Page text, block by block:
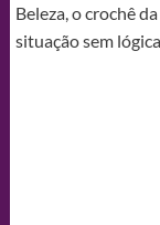
Beleza, o crochê
situação sem